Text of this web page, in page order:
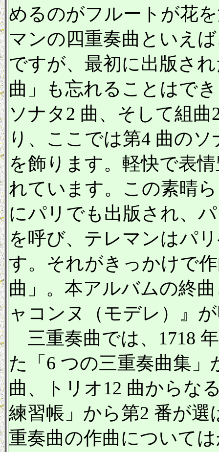
めるのがフルートが花
マンの四重奏曲といえ
ですが、最初に出版さ
曲」も忘れることはで
ソナタ2 曲、そして組
り、ここでは第4 曲の
を飾ります。軽快で表
れています。この素晴
にパリでも出版され、
を呼び、テレマンはパ
す。それがきっかけで
曲」。本アルバムの終
ャコンヌ（モデレ）』
三重奏曲では、1718
た「6 つの三重奏曲集
曲、トリオ12 曲からな
練習帳」から第2 番が
重奏曲の作曲について